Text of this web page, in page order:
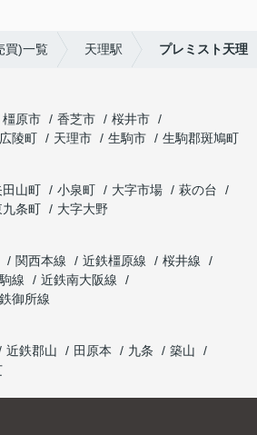
買)一覧 天理駅 プレミスト天理
橿原市 香芝市
桜井市
陵町 天理市 生駒市
生駒郡斑鳩町
田山町 小泉町 大字市場
萩の台
九条町
大字大野
関西本線 近鉄橿原線
桜井線
線
近鉄南大阪線
御所線
近鉄郡山 田原本 九条
築山